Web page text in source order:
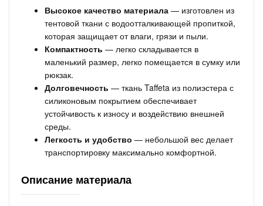
Высокое качество материала — изготовлен из
тентовой ткани с водоотталкивающей пропиткой,
которая защищает от влаги, грязи и пыли.
Компактность — легко складывается в
маленький размер, легко помещается в сумку или
рюкзак.
Долговечность — ткань Taffeta из полиэстера с
силиконовым покрытием обеспечивает
устойчивость к износу и воздействию внешней
среды.
Легкость и удобство — небольшой вес делает
транспортировку максимально комфортной.
Описание материала